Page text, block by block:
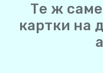
Те ж
картки на